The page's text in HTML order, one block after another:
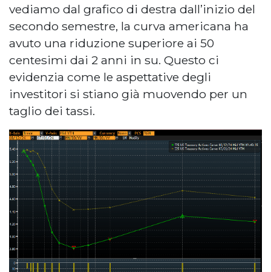
vediamo dal grafico di destra dall’inizio del
secondo semestre, la curva americana ha
avuto una riduzione superiore ai 50
centesimi dai 2 anni in su. Questo ci
evidenzia come le aspettative degli
investitori si stiano già muovendo per un
taglio dei tassi.